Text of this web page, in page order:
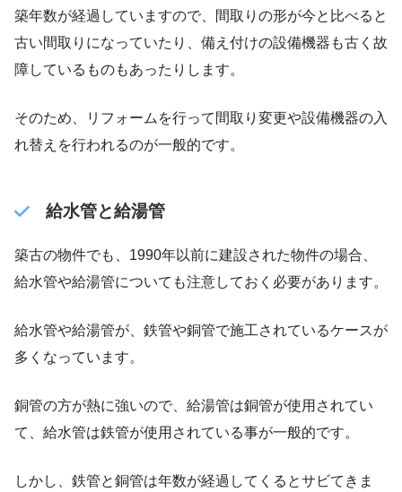
築年数が経過していますので、間取りの形が今と比べると
古い間取りになっていたり、備え付けの設備機器も古く故
障しているものもあったりします。
そのため、リフォームを行って間取り変更や設備機器の入
れ替えを行われるのが一般的です。
給水管と給湯管
築古の物件でも、1990年以前に建設された物件の場合、
給水管や給湯管についても注意しておく必要があります。
給水管や給湯管が、鉄管や銅管で施工されているケースが
多くなっています。
銅管の方が熱に強いので、給湯管は銅管が使用されてい
て、給水管は鉄管が使用されている事が一般的です。
しかし、鉄管と銅管は年数が経過してくるとサビてきま